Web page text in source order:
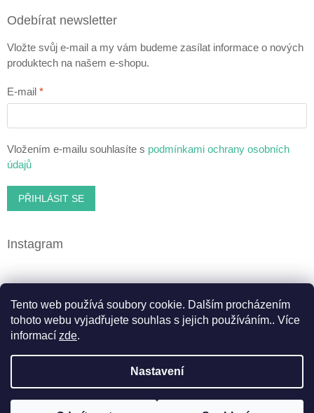
Tento web používá soubory cookie. Dalším procházením
tohoto webu vyjadřujete souhlas s jejich používáním.. Více
informací zde.
Nastavení
Odebírat newsletter
Vložte svůj e-mail a my vám budeme zasílat informace o nových
produktech na našem e-shopu.
E-mail
Vložením e-mailu souhlasíte s podmínkami ochrany osobních
údajů
PŘIHLÁSIT SE
Instagram
Vytvořil Shoptet
Copyright 2026Cbweed.cz. Všechna práva vyhrazena.